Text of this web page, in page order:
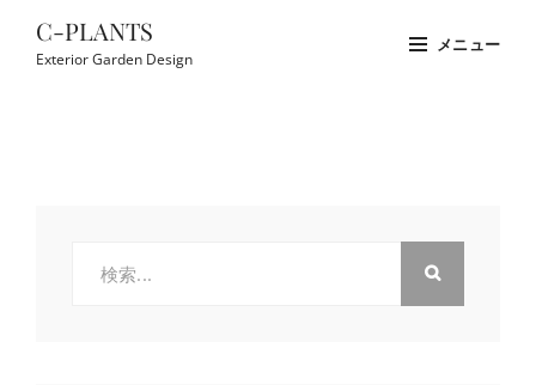
C-PLANTS
Exterior Garden Design
メニュー